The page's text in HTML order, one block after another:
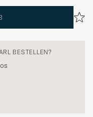
BESTELLEN?